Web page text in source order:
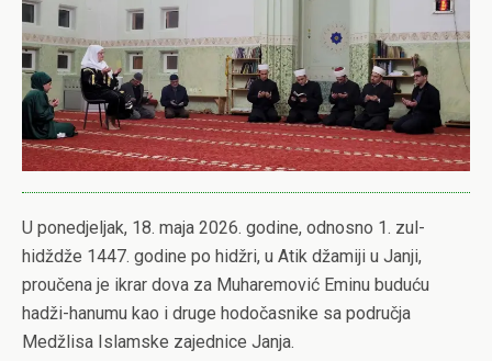
U ponedjeljak, 18. maja 2026. godine, odnosno 1. zul-
hidždže 1447. godine po hidžri, u Atik džamiji u Janji,
proučena je ikrar dova za Muharemović Eminu buduću
hadži-hanumu kao i druge hodočasnike sa područja
Medžlisa Islamske zajednice Janja.